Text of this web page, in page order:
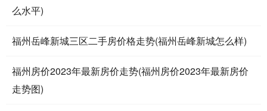
么水平)
福州岳峰新城三区二手房价格走势(福州岳峰新城怎么样)
福州房价2023年最新房价走势(福州房价2023年最新房价
走势图)